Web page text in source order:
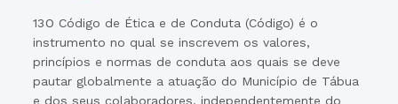
13O Código de Ética e de Conduta (Código) é o
instrumento no qual se inscrevem os valores,
princípios e normas de conduta aos quais se deve
pautar globalmente a atuação do Município de Tábua
e dos seus colaboradores, independentemente do